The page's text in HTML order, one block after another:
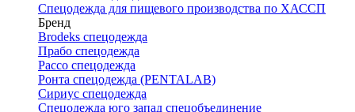
Спецодежда для пищевого производства по ХАССП
Бренд
Brodeks спецодежда
Прабо спецодежда
Рассо спецодежда
Ронта спецодежда (PENTALAB)
Сириус спецодежда
Спецодежда юго запад спецобъединение